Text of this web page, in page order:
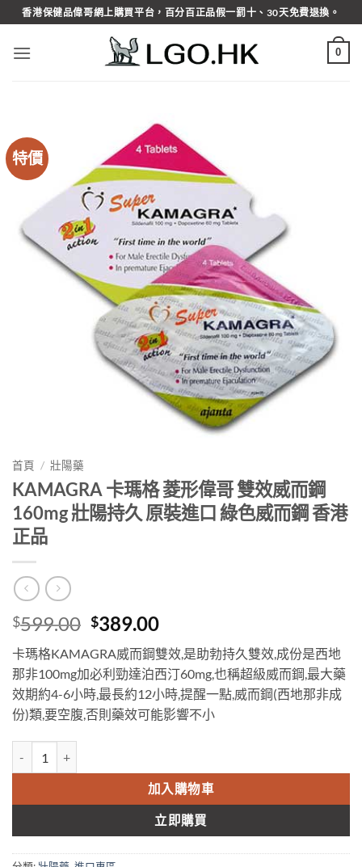
Skip
to
content
香港保健品偉哥網上購買平台，百分百正品假一罰十、30天免費退換。
0
特價
首頁 / 壯陽藥
KAMAGRA 卡瑪格 菱形偉哥 雙效威而鋼
160mg 壯陽持久 原裝進口 綠色威而鋼 香港
正品
$599.00 Original
price
was:
$599.00.
$389.00Current
price
is:
$389.00.
卡瑪格KAMAGRA威而鋼雙效,是助勃持久雙效,成份是西地
那非100mg加必利勁達泊西汀60mg,也稱超級威而鋼,最大藥
效期約4-6小時,最長約12小時,提醒一點,威而鋼(西地那非成
份)類,要空腹,否則藥效可能影響不小
加入購物車
立即購買